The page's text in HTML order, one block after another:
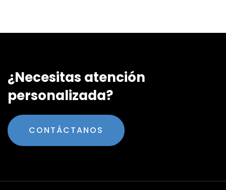
¿Necesitas atención
personalizada?
CONTÁCTANOS